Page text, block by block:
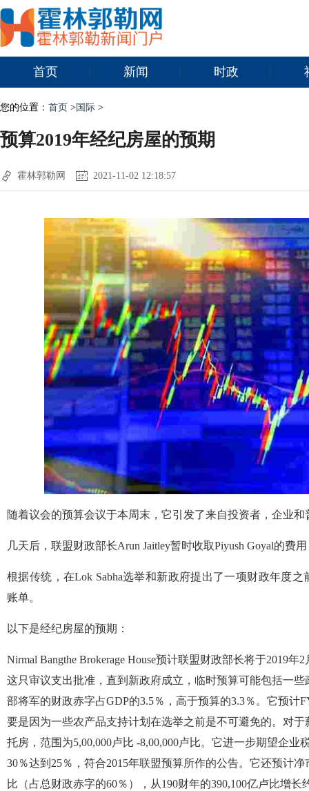
首页 新闻 时政
您的位置： 首页 > 国际 >
预算2019年经纪房屋的预期
霍林郭勒网 2021-11-02 12:18:57
随着议会的预算会议于本周末，它引发了来自投资者，企业
几天后，联盟财政部长Arun Jaitley暂时收取Piyush Goyal的费
根据传统，在Lok Sabha选举和新政府提出了一项财政年度
账单。
以下是经纪房屋的预期：
Nirmal Bangthe Brokerage House预计联盟财政部长将于2019
这只审议支出批准，直到新政府成立，临时预算可能包括一
部将军的财政赤字占GDP的3.5％，高于预算的3.3％。它预计
要是因为一些农产品支持计划在选举之前是不可避免的。对
托房，范围为5,00,000卢比 -8,00,000卢比。它进一步期望企业
30％达到25％，符合2015年联盟预算所作的公告。它还预计
比（占总财政赤字的60％），从190财年的390,100亿卢比增